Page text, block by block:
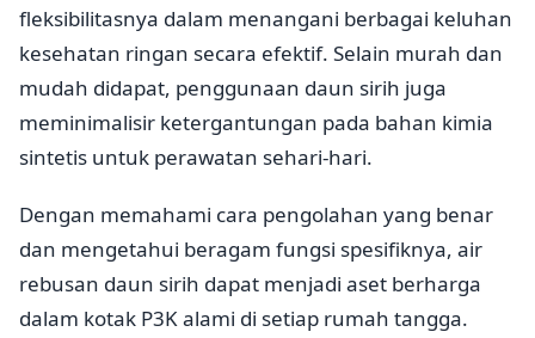
fleksibilitasnya dalam menangani berbagai keluhan
kesehatan ringan secara efektif. Selain murah dan
mudah didapat, penggunaan daun sirih juga
meminimalisir ketergantungan pada bahan kimia
sintetis untuk perawatan sehari-hari.
Dengan memahami cara pengolahan yang benar
dan mengetahui beragam fungsi spesifiknya, air
rebusan daun sirih dapat menjadi aset berharga
dalam kotak P3K alami di setiap rumah tangga.